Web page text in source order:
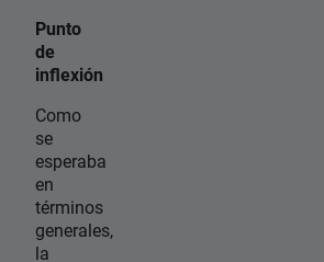
Punto
de
inflexión
Como
se
esperaba
en
términos
generales,
la